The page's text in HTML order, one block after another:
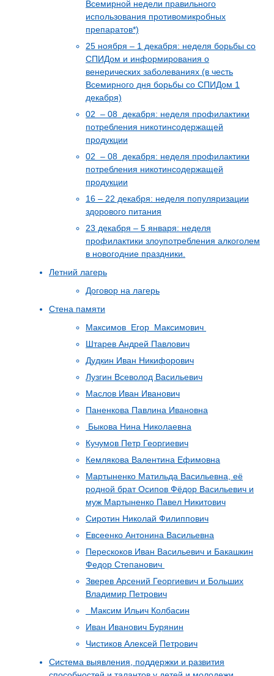
Всемирной недели правильного
использования противомикробных
препаратов*)
25 ноября – 1 декабря: неделя борьбы со
СПИДом и информирования о
венерических заболеваниях (в честь
Всемирного дня борьбы со СПИДом 1
декабря)
02 – 08 декабря: неделя профилактики
потребления никотинсодержащей
продукции
02 – 08 декабря: неделя профилактики
потребления никотинсодержащей
продукции
16 – 22 декабря: неделя популяризации
здорового питания
23 декабря – 5 января: неделя
профилактики злоупотребления алкоголем
в новогодние праздники.
Летний лагерь
Договор на лагерь
Стена памяти
Максимов Егор Максимович
Штарев Андрей Павлович
Дудкин Иван Никифорович
Лузгин Всеволод Васильевич
Маслов Иван Иванович
Паненкова Павлина Ивановна
Быкова Нина Николаевна
Кучумов Петр Георгиевич
Кемлякова Валентина Ефимовна
Мартыненко Матильда Васильевна, её
родной брат Осипов Фёдор Васильевич и
муж Мартыненко Павел Никитович
Сиротин Николай Филиппович
Евсеенко Антонина Васильевна
Перескоков Иван Васильевич и Бакашкин
Федор Степанович
Зверев Арсений Георгиевич и Больших
Владимир Петрович
Максим Ильич Колбасин
Иван Иванович Бурянин
Чистиков Алексей Петрович
Система выявления, поддержки и развития